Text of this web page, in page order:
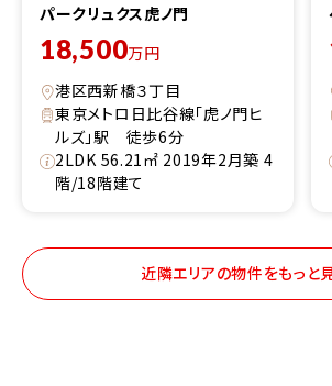
パークリュクス虎ノ門
18,500万円
港区西新橋３丁目
東京メトロ日比谷線「虎ノ門ヒ
ルズ」駅 徒歩6分
2LDK 56.21㎡ 2019年2月築 4
階/18階建て
近隣エリアの物件をもっと